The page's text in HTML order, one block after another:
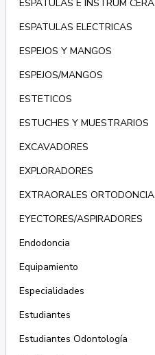
ESPATULAS E INSTRUM CERA
ESPATULAS ELECTRICAS
ESPEJOS Y MANGOS
ESPEJOS/MANGOS
ESTETICOS
ESTUCHES Y MUESTRARIOS
EXCAVADORES
EXPLORADORES
EXTRAORALES ORTODONCIA
EYECTORES/ASPIRADORES
Endodoncia
Equipamiento
Especialidades
Estudiantes
Estudiantes Odontología